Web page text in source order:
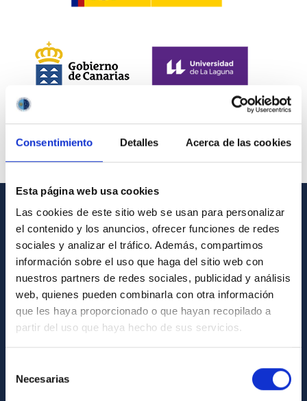
Consentimiento Detalles Acerca de las cookies
Esta página web usa cookies
Las cookies de este sitio web se usan para personalizar
el contenido y los anuncios, ofrecer funciones de redes
sociales y analizar el tráfico. Además, compartimos
información sobre el uso que haga del sitio web con
nuestros partners de redes sociales, publicidad y análisis
web, quienes pueden combinarla con otra información
que les haya proporcionado o que hayan recopilado a
partir del uso que haya hecho de sus servicios.
Necesarias
INFORMACIÓN GENERAL
Contacto
Cómo llegar al IAC
Directorio de personal
Biblioteca
Registro general
INFORMACIÓN INSTITUCIONAL